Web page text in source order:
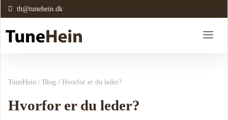
th@tunehein.dk
TuneHein / Blog / Hvorfor er du leder?
Hvorfor er du leder?